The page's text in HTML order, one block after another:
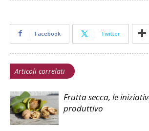
Facebook Twitter
Articoli correlati
Frutta secca, le
produttivo